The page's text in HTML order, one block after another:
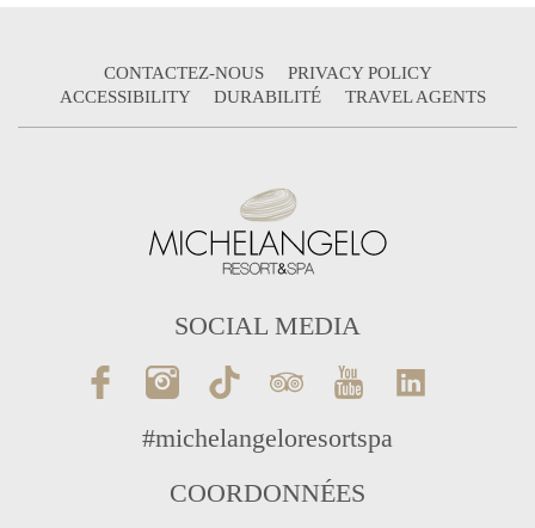
CONTACTEZ-NOUS
PRIVACY POLICY
ACCESSIBILITY
DURABILITÉ TRAVEL AGENTS
SOCIAL MEDIA
#michelangeloresortspa
COORDONNÉES